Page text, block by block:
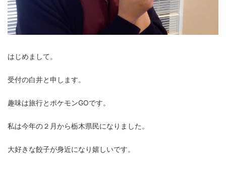
はじめまして。
受付の白井と申します。
趣味は旅行とポケモンGOです。
私は今年の２月から栃木県民になりました。
大好きな餃子が身近になり嬉しいです。